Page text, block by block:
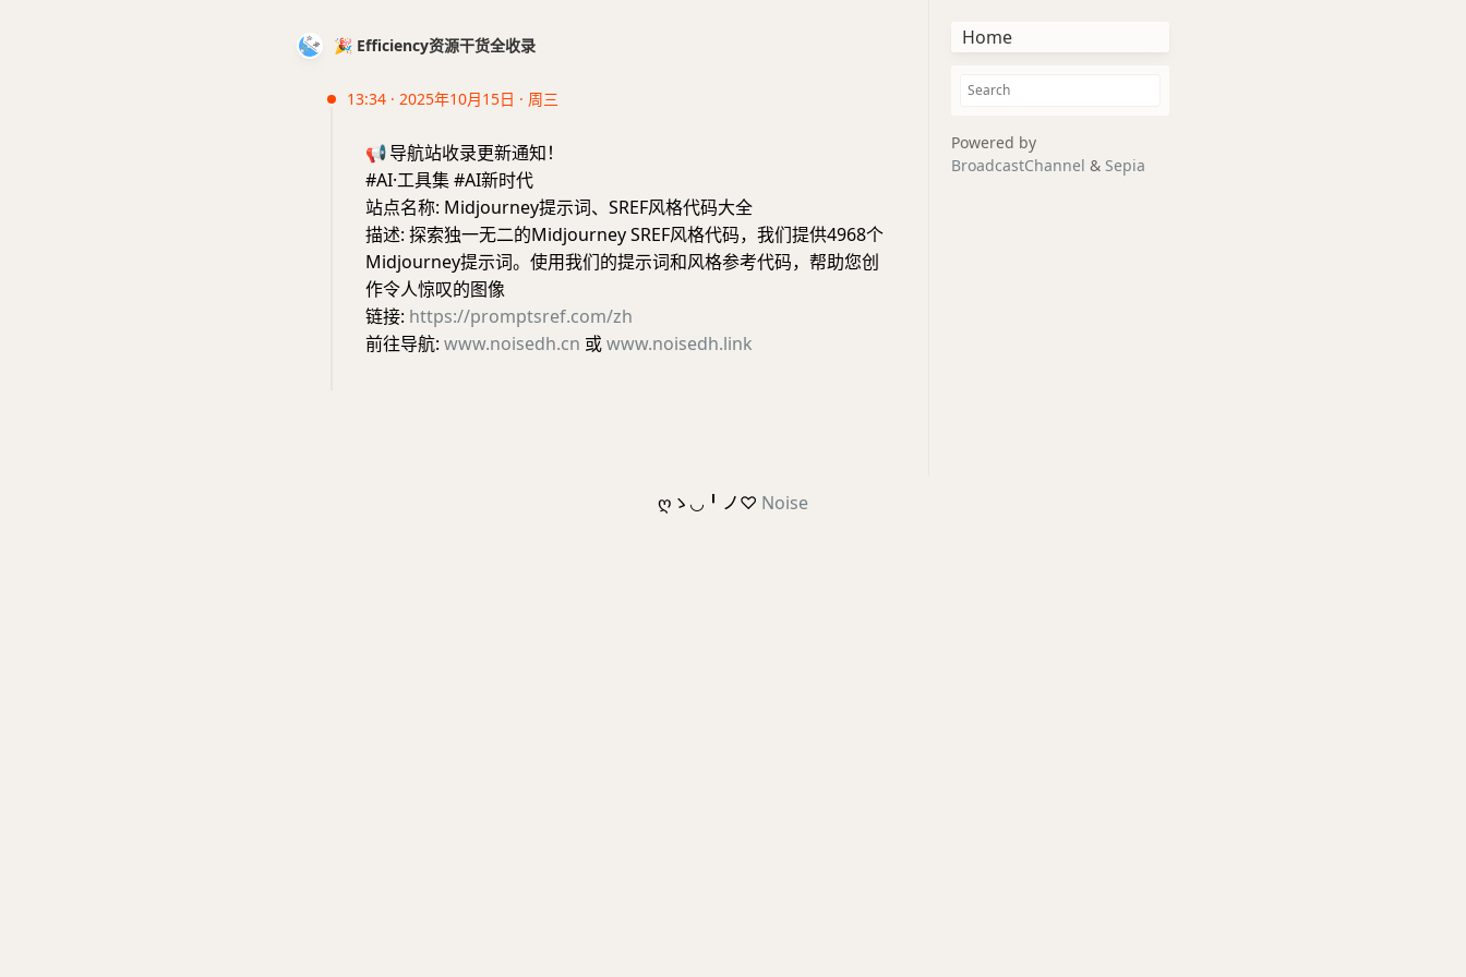
🎉 Efficiency资源干货全收录
13:34 · 2025年10月15日 · 周三
📢导航站收录更新通知！
#AI·工具集 #AI新时代
站点名称: Midjourney提示词、SREF风格代码大全
描述: 探索独一无二的Midjourney SREF风格代码，我们提供4968个
Midjourney提示词。使用我们的提示词和风格参考代码，帮助您创
作令人惊叹的图像
链接: https://promptsref.com/zh
前往导航: www.noisedh.cn 或www.noisedh.link
Home
Powered by
BroadcastChannel & Sepia
ღゝ◡╹ノ♡ Noise